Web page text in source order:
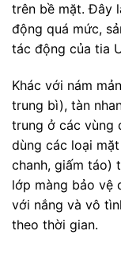
trên bề mặt. Đây
động quá mức,
tác động của tia
Khác với nám
trung bì), tàn
trung ở các vùng
dùng các loại
chanh, giấm táo)
lớp màng bảo vệ
với nắng và vô
theo thời gian.